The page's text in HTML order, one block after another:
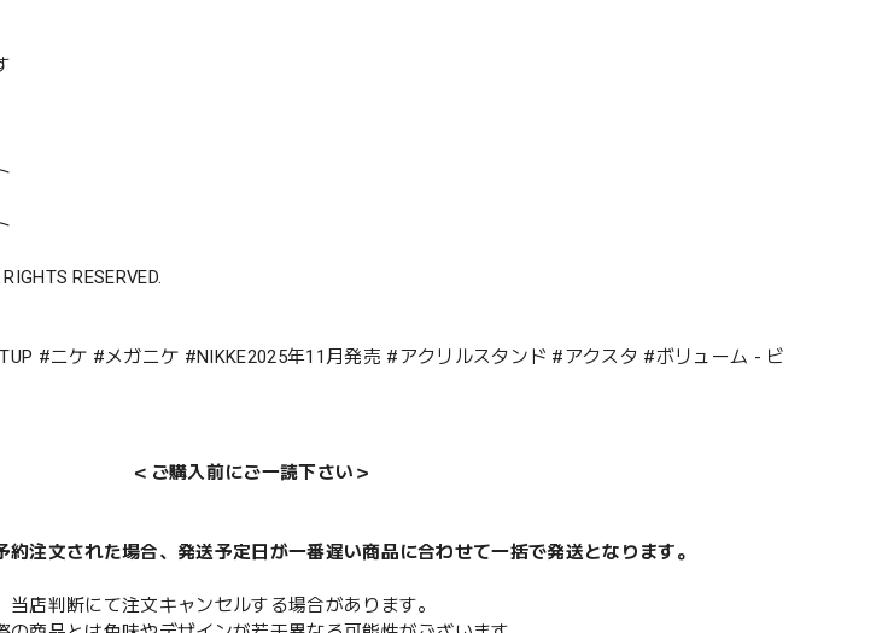
RESERVED.
#ニケ #メガニケ #NIKKE2025年11月発売 #アクリルスタンド #アクスタ #ボリューム - ビ
＜ご購入前にご一読下さい＞
約注文された場合、発送予定日が一番遅い商品に合わせて一括で発送となります。
当店判断にて注文キャンセルする場合があります。